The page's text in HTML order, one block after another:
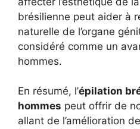
brésilienne peut aider à
naturelle de l’organe
considéré comme un
hommes.
En résumé, l’épilation
hommes peut offrir de
allant de l’amélioration